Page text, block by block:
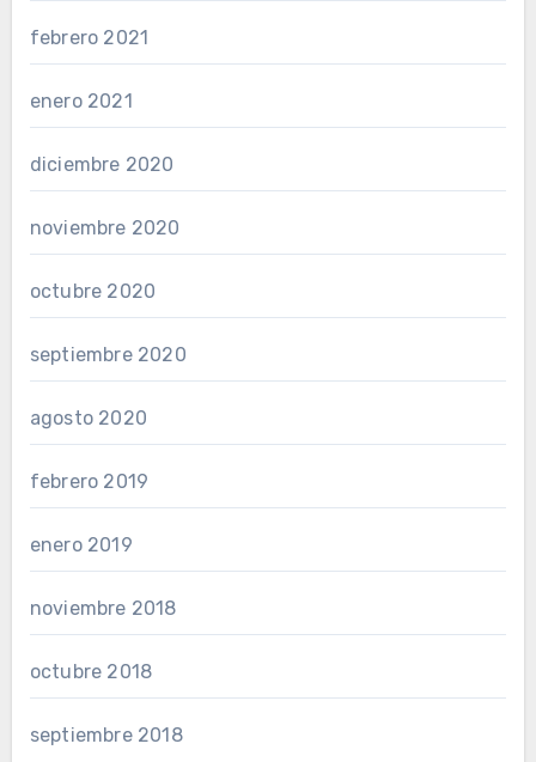
febrero 2021
enero 2021
diciembre 2020
noviembre 2020
octubre 2020
septiembre 2020
agosto 2020
febrero 2019
enero 2019
noviembre 2018
octubre 2018
septiembre 2018